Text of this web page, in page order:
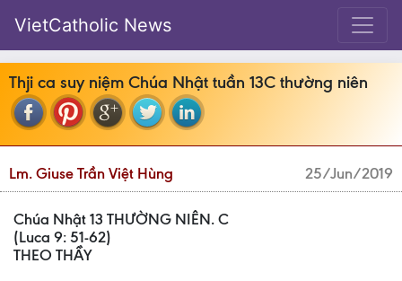
VietCatholic News
Thji ca suy niệm Chúa Nhật tuần 13C thường niên
Lm. Giuse Trần Việt Hùng 25/Jun/2019
Chúa Nhật 13 THƯỜNG NIÊN. C
(Luca 9: 51-62)
THEO THẦY